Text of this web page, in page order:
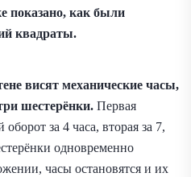
показано, как были
квадраты.
висят механические часы,
шестерёнки. Первая
за 4 часа, вторая за 7,
одновременно
часы остановятся и их